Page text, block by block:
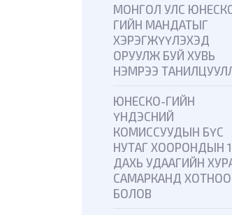
МОНГОЛ УЛС
ГИЙН МАНДАТЫГ
ХЭРЭГЖҮҮЛЭХЭД
ОРУУЛЖ БУЙ ХУВЬ
НЭМРЭЭ
ЮНЕСКО-ГИЙН
ҮНДЭСНИЙ
КОМИССУУДЫН БҮС
НУТАГ ХООРОНДЫН
ДАХЬ УДААГИЙН
САМАРКАНД ХОТНОО
БОЛОВ